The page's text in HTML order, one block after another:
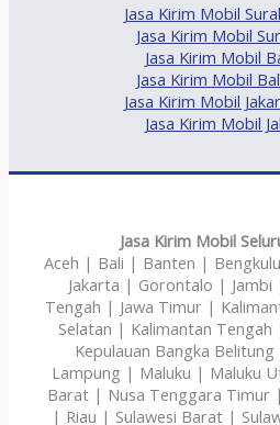
Jasa Kirim Mobil
Jasa Kirim Mobil
Jasa Kirim Mobil
Jasa Kirim Mobil
Jasa Kirim Mobil
Jasa Kirim Mobil
Jasa Kirim Mobil
Aceh | Bali | Banten |
Jakarta | Gorontalo | Jambi
Tengah | Jawa Timur |
Selatan | Kalimantan
Kepulauan Bangka
Lampung | Maluku | Maluku
Barat | Nusa Tenggara Timur
| Riau | Sulawesi Barat |